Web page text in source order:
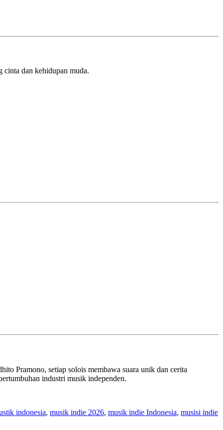
dan kehidupan muda.
Pramono, setiap solois membawa suara unik dan cerita
industri musik independen.
indonesia, musik indie 2026, musik indie Indonesia, musisi indie